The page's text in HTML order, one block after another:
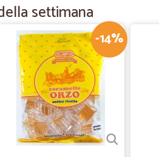
tempi, correttamente imballato. Soddisfatta !!!
—Irina C.
Spedizione veloce
Spedizione veloce, servizio ottimo. Grazie.
settimana
-14%